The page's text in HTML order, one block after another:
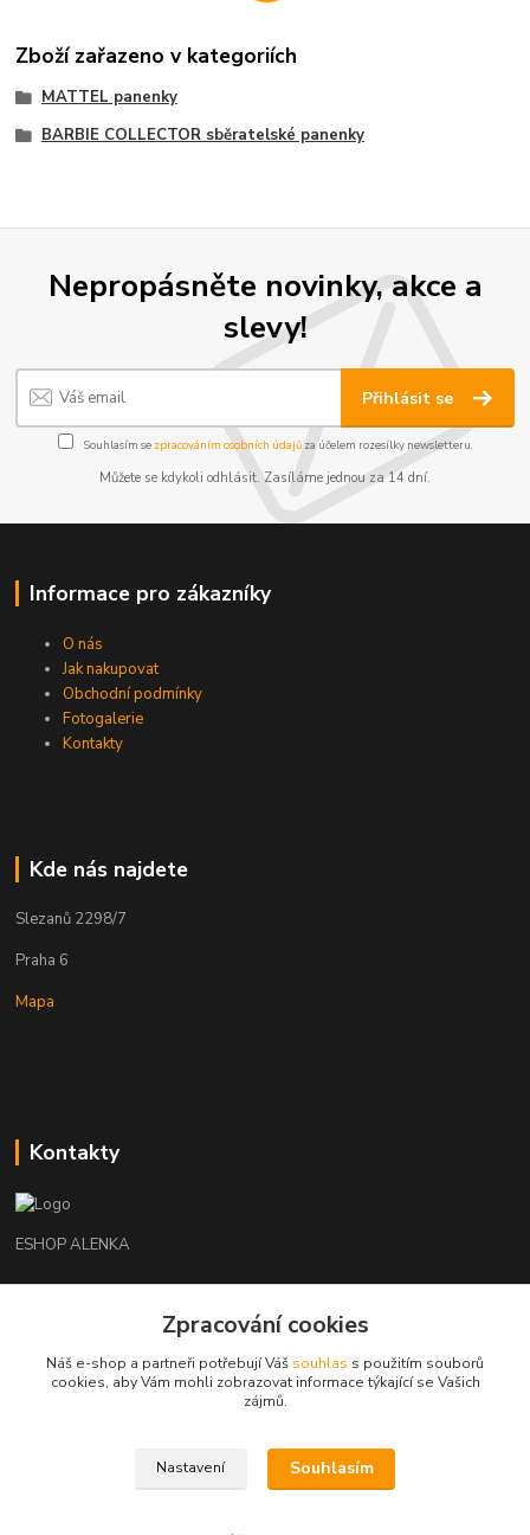
Zboží zařazeno v kategoriích
MATTEL panenky
BARBIE COLLECTOR sběratelské panenky
Nepropásněte novinky, akce a
slevy!
Přihlásit se
Souhlasím se zpracováním osobních údajůza účelem rozesílky newsletteru.
Můžete se kdykoli odhlásit. Zasíláme jednou za 14 dní.
Informace pro zákazníky
O nás
Jak nakupovat
Obchodní podmínky
Fotogalerie
Kontakty
Kde nás najdete
Slezanů 2298/7
Praha 6
Mapa
Kontakty
ESHOP ALENKA
+420602541312
orechovka@inmes.cz
Zpracování cookies
Náš e-shop a partneři potřebují Váš souhlas s použitím souborů
cookies, aby Vám mohli zobrazovat informace týkající se Vašich
zájmů.
Nastavení Souhlasím